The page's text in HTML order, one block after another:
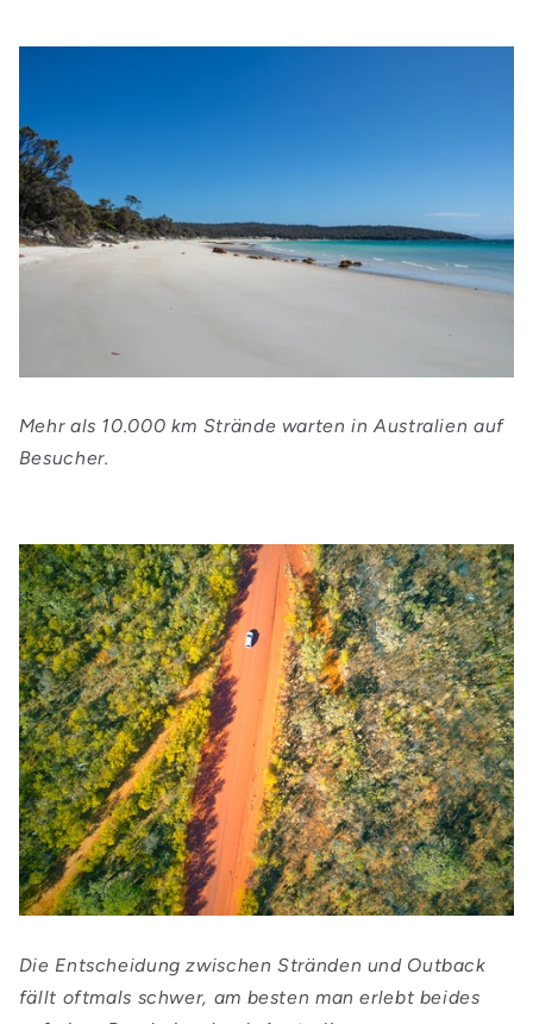
Mehr als 10.000 km Strände warten in Australien auf
Besucher.
Die Entscheidung zwischen Stränden und Outback
fällt oftmals schwer, am besten man erlebt beides